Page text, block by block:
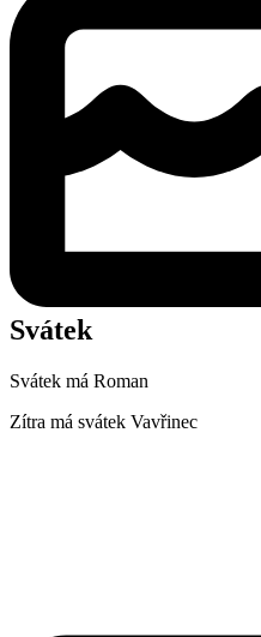
Svátek
Svátek má Roman
Zítra má svátek Vavřinec